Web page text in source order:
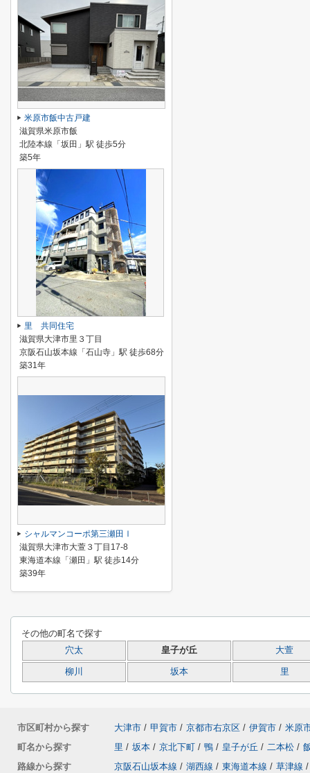
米原市飯中古戸建
滋賀県米原市飯
北陸本線「坂田」駅 徒歩5分
築5年
里 共同住宅
滋賀県大津市里３丁目
京阪石山坂本線「石山寺」駅 徒歩68分
築31年
シャルマンコーポ第三瀬田Ⅰ
滋賀県大津市大萱３丁目17-8
東海道本線「瀬田」駅 徒歩14分
築39年
その他の町名で探す
穴太 皇子が丘 大萱
柳川 坂本 里
市区町村から探す 大津市 / 甲賀市 / 京都市右京区 / 伊賀市 / 米原
町名から探す
里 / 坂本 / 京北下町 / 鴨 / 皇子が丘 / 二本松 /
路線から探す
京阪石山坂本線 / 湖西線 / 東海道本線 / 草津線 /